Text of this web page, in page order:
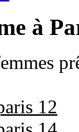
à
12